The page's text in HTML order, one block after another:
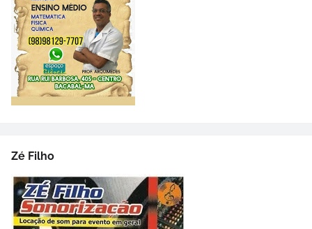
Zé Filho